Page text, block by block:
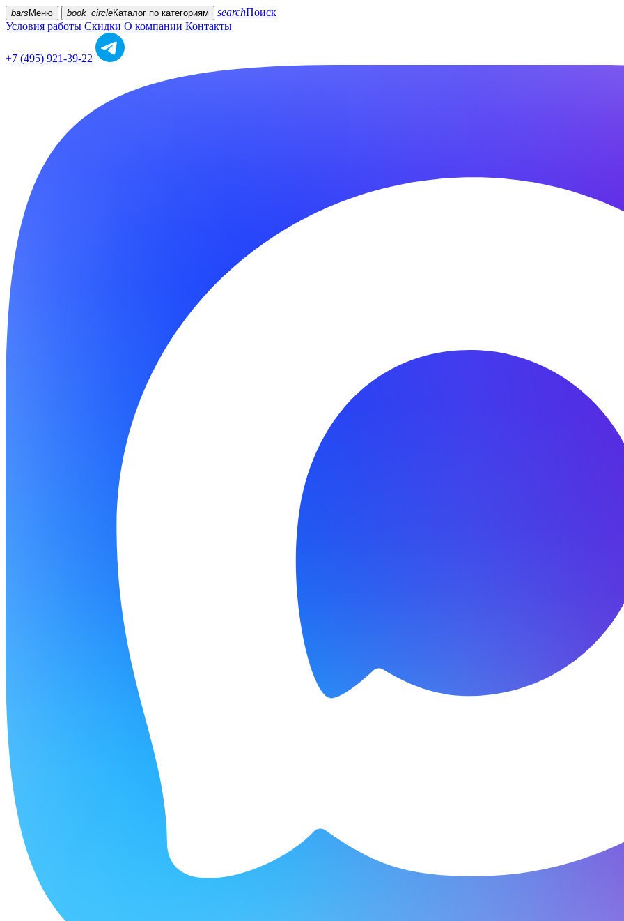
bars Меню book_circleКаталог по категориям searchПоиск
Условия работы Скидки О компании Контакты
+7 (495) 921-39-22